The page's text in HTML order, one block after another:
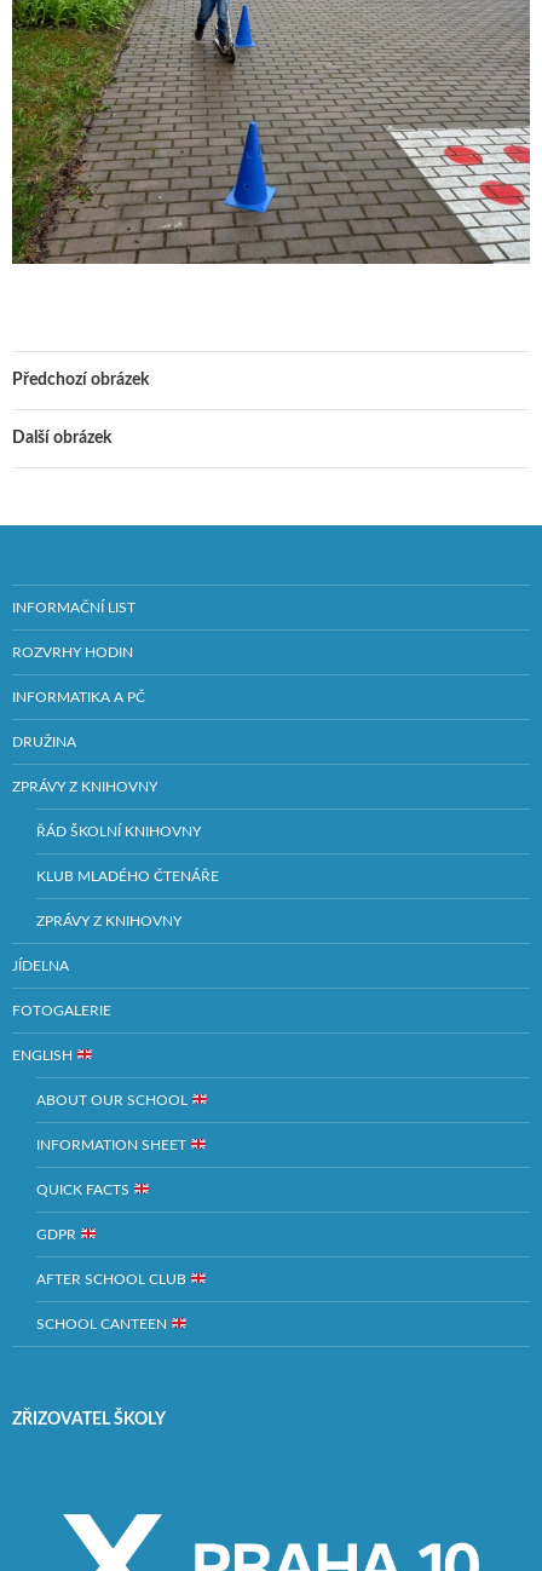
Předchozí obrázek
Další obrázek
INFORMAČNÍ LIST
ROZVRHY HODIN
INFORMATIKA A PČ
DRUŽINA
ZPRÁVY Z KNIHOVNY
ŘÁD ŠKOLNÍ KNIHOVNY
KLUB MLADÉHO ČTENÁŘE
ZPRÁVY Z KNIHOVNY
JÍDELNA
FOTOGALERIE
ENGLISH
ABOUT OUR SCHOOL
INFORMATION SHEET
QUICK FACTS
GDPR
AFTER SCHOOL CLUB
SCHOOL CANTEEN
ZŘIZOVATEL ŠKOLY